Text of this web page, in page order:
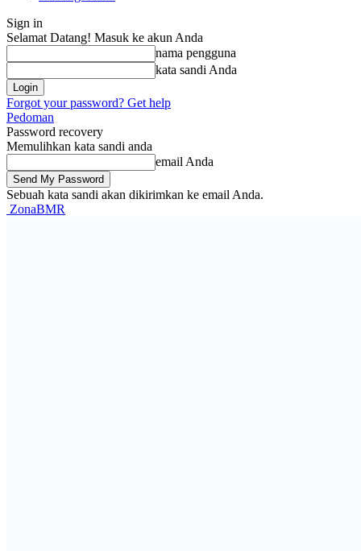
Sign in
Selamat Datang! Masuk ke akun Anda
nama pengguna
kata sandi Anda
Forgot your password? Get help
Pedoman
Password recovery
Memulihkan kata sandi anda
email Anda
Sebuah kata sandi akan dikirimkan ke email Anda.
ZonaBMR